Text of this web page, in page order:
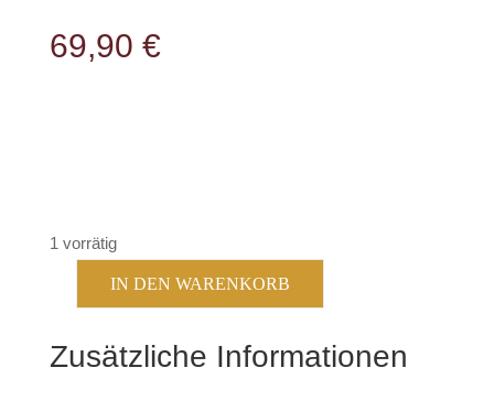
69,90 €
1 vorrätig
98S
IN DEN WARENKORB
Zusätzliche Informationen